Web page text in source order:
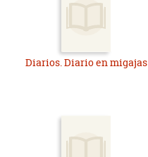
Diarios. Diario en migajas